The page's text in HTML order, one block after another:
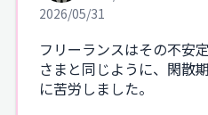
2026/05/31
フリーランスはその不安
さまと同じように、閑散
に苦労しました。